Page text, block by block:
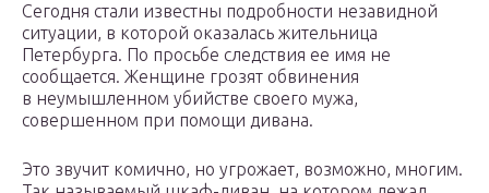
Сегодня стали известны подробности незавидной
ситуации, в которой оказалась жительница
Петербурга. По просьбе следствия ее имя не
сообщается. Женщине грозят обвинения
в неумышленном убийстве своего мужа,
совершенном при помощи дивана.
Это звучит комично, но угрожает, возможно, многим.